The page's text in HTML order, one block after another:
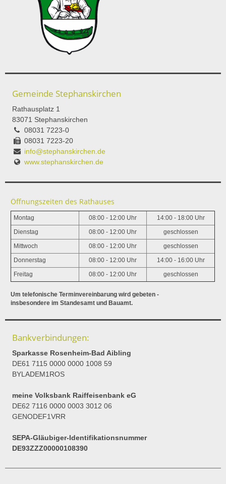
Gemeinde Stephanskirchen
Rathausplatz 1
83071 Stephanskirchen
08031 7223-0
08031 7223-20
info@stephanskirchen.de
www.stephanskirchen.de
Öffnungszeiten des Rathauses
Montag 08:00 - 12:00 Uhr 14:00 - 18:00 Uhr
Dienstag 08:00 - 12:00 Uhr geschlossen
Mittwoch 08:00 - 12:00 Uhr geschlossen
Donnerstag 08:00 - 12:00 Uhr 14:00 - 16:00 Uhr
Freitag 08:00 - 12:00 Uhr geschlossen
Um telefonische Terminvereinbarung wird gebeten -
insbesondere im Standesamt und Bauamt.
Bankverbindungen:
Sparkasse Rosenheim-Bad Aibling
DE61 7115 0000 0000 1008 59
BYLADEM1ROS
meine Volksbank Raiffeisenbank eG
DE62 7116 0000 0003 3012 06
GENODEF1VRR
SEPA-Gläubiger-Identifikationsnummer
DE93ZZZ00000108390